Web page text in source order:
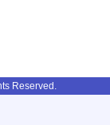
Reserved.